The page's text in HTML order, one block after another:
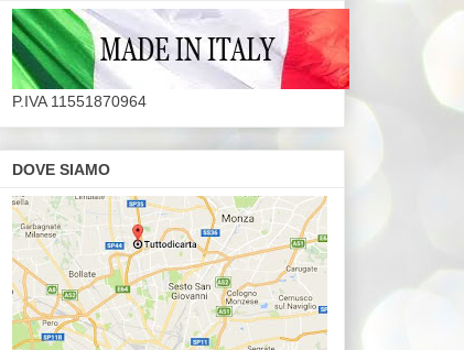
P.IVA 11551870964
DOVE SIAMO